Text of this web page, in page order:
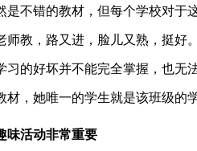
是不错的教材，但每个学校对
师教，路又进，脸儿又熟，挺
习的好坏并不能完全掌握，也无
，她唯一的学生就是该班级的
味活动非常重要